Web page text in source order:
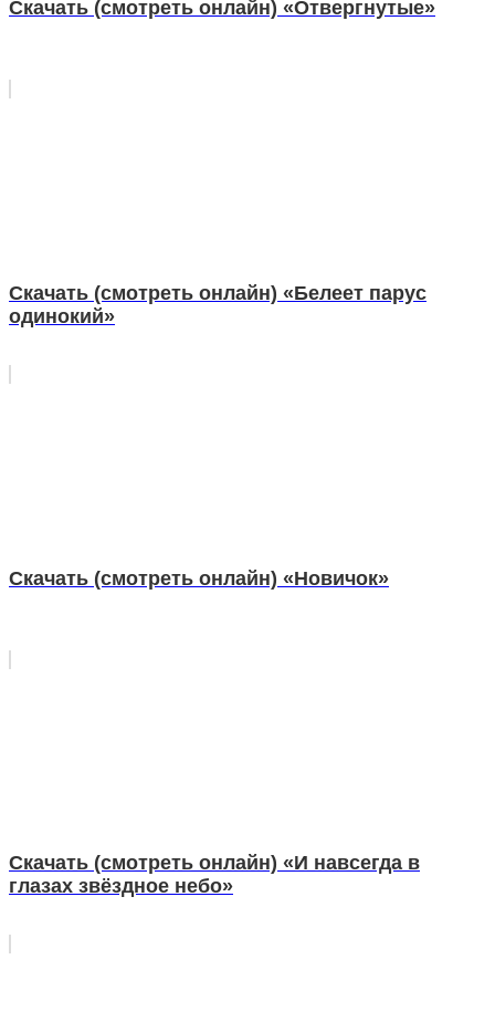
Скачать (смотреть онлайн) «Отвергнутые»
Скачать (смотреть онлайн) «Белеет парус
одинокий»
Скачать (смотреть онлайн) «Новичок»
Скачать (смотреть онлайн) «И навсегда в
глазах звёздное небо»